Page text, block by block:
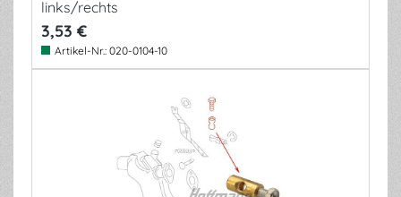
links/rechts
3,53 €
Artikel-Nr.: 020-0104-10